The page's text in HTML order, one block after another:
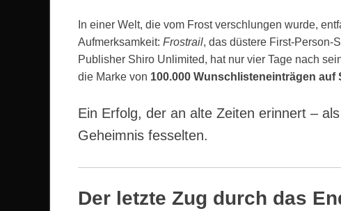
In einer Welt, die vom Frost verschlungen wurde,
Aufmerksamkeit: Frostrail, das düstere First-Person-
Publisher Shiro Unlimited, hat nur vier Tage nach
die Marke von 100.000 Wunschlisteneinträgen auf
Ein Erfolg, der an alte Zeiten erinnert –
Geheimnis fesselten.
Der letzte Zug durch das